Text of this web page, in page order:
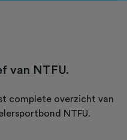
van NTFU.
complete overzicht van
NTFU.